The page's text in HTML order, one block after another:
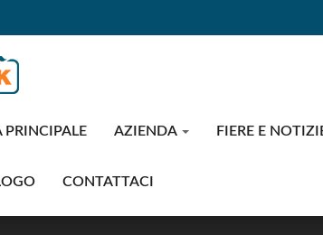
PRINCIPALE AZIENDA FIERE E
CONTATTACI